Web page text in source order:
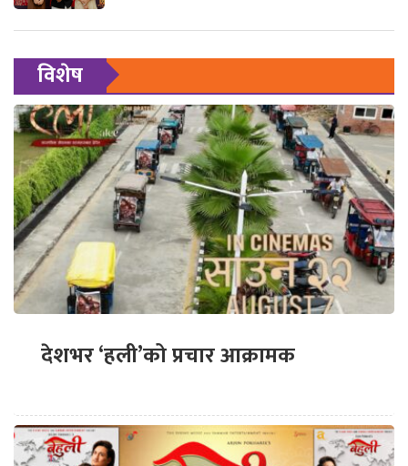
विशेष
देशभर ‘हली’को प्रचार आक्रामक